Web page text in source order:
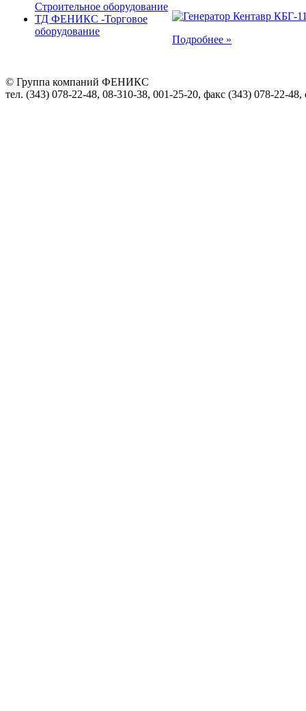
Строительное оборудование
ТД ФЕНИКС -Торговое
оборудование
Подробнее »
© Группа компаний ФЕНИКС
тел. (343) 078-22-48, 08-310-38, 001-25-20, факс (343) 078-22-